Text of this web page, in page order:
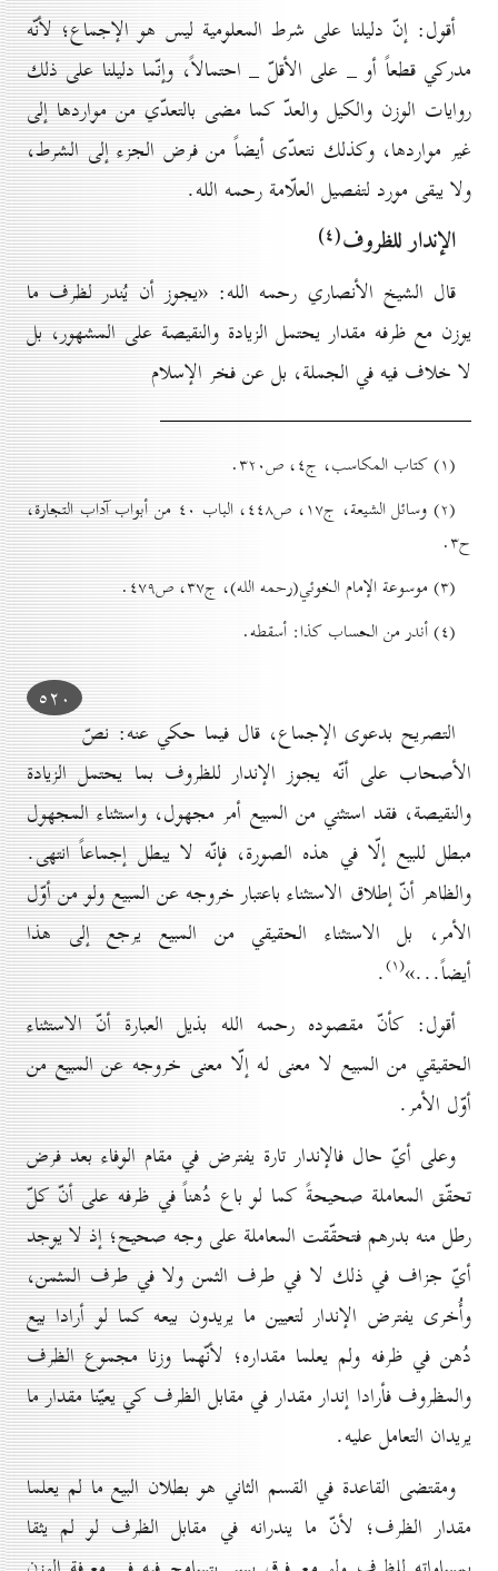
أقول: إنّ دليلنا على شرط المعلومية ليس هو الإجماع؛ لأنّه
مدركي قطعاً أو _ على الأقلّ _ احتمالاً، وإنّما دليلنا على ذلك
روايات الوزن والكيل والعدّ كما مضى بالتعدّي من مواردها إلى
غير مواردها، وكذلك نتعدّى أيضاً من فرض الجزء إلى الشرط،
ولا يبقى مورد لتفصيل العلّامة رحمه الله.
الإندار للظروف(٤)
قال الشيخ الأنصاري رحمه الله: «يجوز أن يُندر لظرف ما
يوزن مع ظرفه مقدار يحتمل الزيادة والنقيصة على المشهور، بل
لا خلاف فيه في الجملة، بل عن فخر الإسلام
(۱) کتاب المکاسب، ج٤، ص۳۲٠.
(۲) وسائل الشيعة، ج۱۷، ص٤٤۸، الباب ٤٠ من أبواب آداب التجارة،
ح۳.
(۳) موسوعة الإمام الخوئي(رحمه الله)، ج۳۷، ص٤۷۹.
(٤) أندر من الحساب كذا: أسقطه.
٥۲٠
التصريح بدعوى الإجماع، قال فيما حكي عنه: نصّ
الأصحاب على أنّه يجوز الإندار للظروف بما يحتمل الزيادة
والنقيصة، فقد استثني من المبيع أمر مجهول، واستثناء المجهول
مبطل للبيع إلّا في هذه الصورة، فإنّه لا يبطل إجماعاً انتهى.
والظاهر أنّ إطلاق الاستثناء باعتبار خروجه عن المبيع ولو من أوّل
الأمر، بل الاستثناء الحقيقي من المبيع يرجع إلى هذا
أيضاً...»(۱) .
أقول: كأنّ مقصوده رحمه الله بذيل العبارة أنّ الاستثناء
الحقيقي من المبيع لا معنى له إلّا معنى خروجه عن المبيع من
أوّل الأمر.
وعلى أيّ حال فالإندار تارة يفترض في مقام الوفاء بعد فرض
تحقّق المعاملة صحيحةً كما لو باع دُهناً في ظرفه على أنّ كلّ
رطل منه بدرهم فتحقّقت المعاملة على وجه صحيح؛ إذ لا يوجد
أيّ جزاف في ذلك لا في طرف الثمن ولا في طرف المثمن،
وأُخرى يفترض الإندار لتعيين ما يريدون بيعه كما لو أرادا بيع
دُهن في ظرفه ولم يعلما مقداره؛ لأنّهما وزنا مجموع الظرف
والمظروف فأرادا إندار مقدار في مقابل الظرف كي يعيّنا مقدار ما
يریدان التعامل عليه.
ومقتضى القاعدة في القسم الثاني هو بطلان البيع ما لم يعلما
مقدار الظرف؛ لأنّ ما يندرانه في مقابل الظرف لو لم يثقا